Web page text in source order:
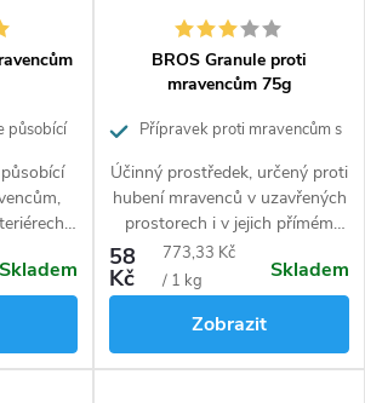
působící
a
jsou
přímo
Zničí
Skladem
BROS Granule proti
mravencům 75g
Přípravek proti mravencům s
dloudobým efektem
Účinný prostředek, určený proti
hubení mravenců v uzavřených
prostorech i v jejich přímém
sousedství. Zničí až 7 hnízd. Má
dlouhodobý efekt.
58
Kč
Měrná
cena:
773,33 Kč
/ 1 kg
Skladem
Zobrazit